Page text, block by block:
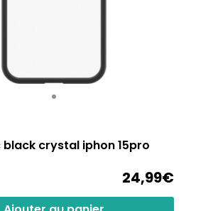
crystal iphon 15pro
24,99€